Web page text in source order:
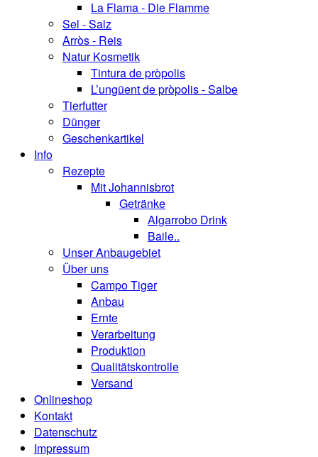
La Flama - Die Flamme
Sel - Salz
Arròs - Reis
Natur Kosmetik
Tintura de pròpolis
L’ungüent de pròpolis - Salbe
Tierfutter
Dünger
Geschenkartikel
Info
Rezepte
Mit Johannisbrot
Getränke
Algarrobo Drink
Baile..
Unser Anbaugebiet
Über uns
Campo Tiger
Anbau
Ernte
Verarbeitung
Produktion
Qualitätskontrolle
Versand
Onlineshop
Kontakt
Datenschutz
Impressum